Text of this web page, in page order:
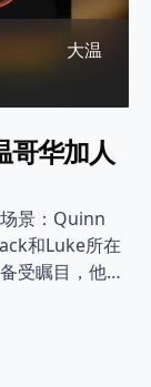
大温
哥华加人
景：Quinn
和Luke所在
受瞩目，他们